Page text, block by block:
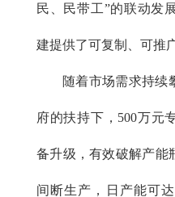
民、民带工”的联动发
建提供了可复制、可推
随着市场需求持续
府的扶持下，500万元
备升级，有效破解产能
间断生产，日产能可